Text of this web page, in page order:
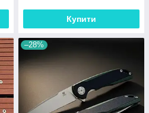
Купити
–28%